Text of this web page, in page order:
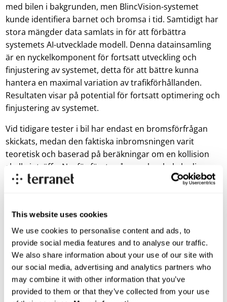
This website uses cookies
We use cookies to personalise content and ads, to
provide social media features and to analyse our traffic.
We also share information about your use of our site with
our social media, advertising and analytics partners who
may combine it with other information that you’ve
provided to them or that they’ve collected from your use
med bilen i bakgrunden, men BlincVision-systemet
kunde identifiera barnet och bromsa i tid. Samtidigt har
stora mängder data samlats in för att förbättra
systemets AI-utvecklade modell. Denna datainsamling
är en nyckelkomponent för fortsatt utveckling och
finjustering av systemet, detta för att bättre kunna
hantera en maximal variation av trafikförhållanden.
Resultaten visar på potential för fortsatt optimering och
finjustering av systemet.
Vid tidigare tester i bil har endast en bromsförfrågan
skickats, medan den faktiska inbromsningen varit
teoretisk och baserad på beräkningar om en kollision
skulle inträffa. Nu, för första gången, har hela kedjan
verifierats: från att systemet upptäcker objekt,
fordonet att stanna.
”Att BlincVision nu fungerar som ett självständigt ADAS-
system är en mycket viktig milstolpe i vår
utvecklingsprocess. Systemets ökade mognadsgrad
underlättar integration i andra fordon, vilket stärker
vårt pågående samarbete inom acceleratorprogrammet